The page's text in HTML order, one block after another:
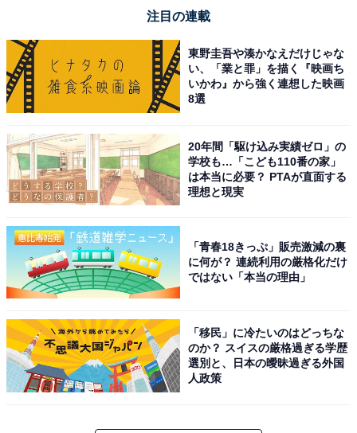
直秀が死んだらマジで立ち直れないんだけど!?ロスとか
そういう次元じゃないが？」「道長と直秀の美しい友
情、道長の熱い恋の歌に胸を熱くしても、それらは次の
悲鳴に似た声も。
第9話「遠くの国」では、直秀らが道長の命で検非違使
ろが盗賊仲間と勘違いされて獄に連行されてしまいま
す。視聴者の間でひそかに注目を集めていた、道長、ま
ひろ、直秀の三角関係がどんな結末を迎えるのか目が離
注目の連載
東野圭吾や湊かなえだけじゃな
い、「業と罪」を描く『映画ち
いかわ』から強く連想した映画
8選
20年間「駆け込み実績ゼロ」の
学校も…「こども110番の家」
は本当に必要？ PTAが直面する
理想と現実
「青春18きっぷ」販売激減の裏
に何が？ 連続利用の厳格化だけ
ではない「本当の理由」
「移民」に冷たいのはどっちな
のか？ スイスの厳格過ぎる学歴
選別と、日本の曖昧過ぎる外国
人政策